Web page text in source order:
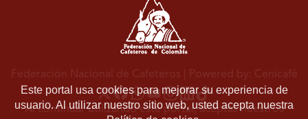
Este portal usa cookies para mejorar su experiencia de
usuario. Al utilizar nuestro sitio web, usted acepta nuestra
Federación Nacional de Cafeteros | Powered by: Cenicafé
Al continuar utilizando este portal, aceptas nuestros